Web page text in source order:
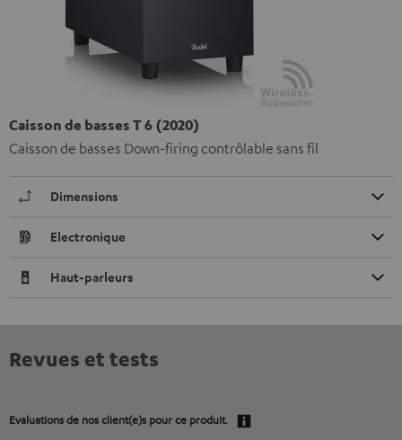
Caisson de basses T 6 (2020)
Caisson de basses Down-firing contrôlable sans fil
Dimensions
Electronique
Haut-parleurs
Revues et tests
Evaluations de nos client(e)s pour ce produit.